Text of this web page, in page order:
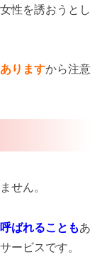
性を誘おうとし
りますから注意
せん。
ばれることもあ
ービスです。